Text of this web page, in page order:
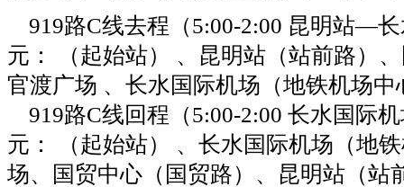
919路C线去程（5:00-2:00 昆明站—
元： （起始站） 、昆明站（站前路）
官渡广场 、长水国际机场（地铁机场
919路C线回程（5:00-2:00 长水国际
元： （起始站） 、长水国际机场（地
场、国贸中心（国贸路）、昆明站（站